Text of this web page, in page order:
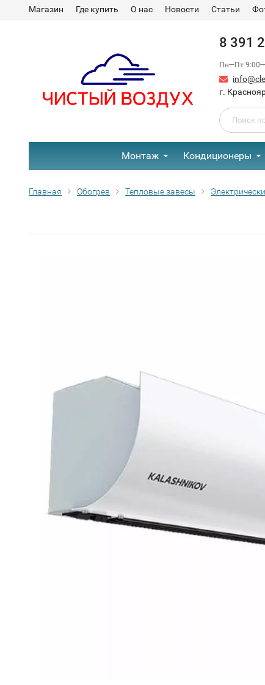
Магазин Где купить О нас Новости Статьи
8 391
Пн—Пт
г.
Монтаж Кондиционеры
Главная Обогрев Тепловые завесы